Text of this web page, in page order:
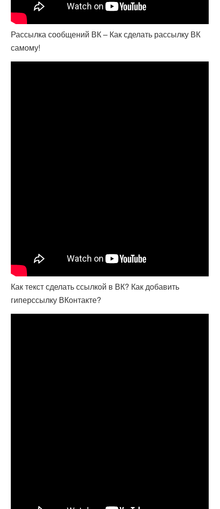
Рассылка сообщений ВК – Как сделать рассылку ВК
самому!
Как текст сделать ссылкой в ВК? Как добавить
гиперссылку ВКонтакте?